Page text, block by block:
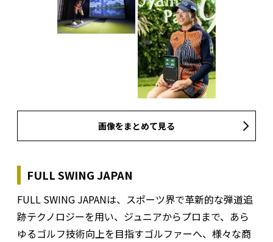
画像をまとめて見る
FULL SWING JAPAN
FULL SWING JAPANは、スポーツ界で革新的な弾道追
跡テクノロジーを用い、ジュニアからプロまで、あら
ゆるゴルフ技術向上を目指すゴルファーへ、様々な商